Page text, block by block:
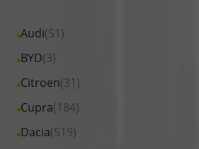
Audi(51)
Alle
Fahrzeuge
Audi
anzeigen
BYD(3)
Alle
Fahrzeuge
BYD
anzeigen
Citroen(31)
Alle
Fahrzeuge
Citroen
Cupra(184)
Alle
Fahrzeuge
Dacia(519)
Alle